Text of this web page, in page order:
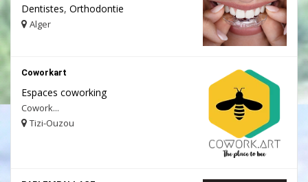
Dentistes, Orthodontie
Alger
Coworkart
Espaces coworking
Cowork...
Tizi-Ouzou